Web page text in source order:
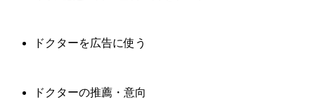
ドクターを広告に使う
ドクターの推薦・意向